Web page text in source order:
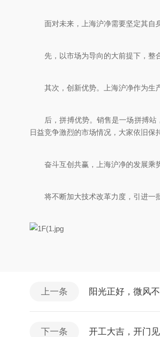
面对未来，上海沪净需要坚定其自身
先，以市场为导向的大前提下，整合
其次，创新优势。上海沪净作为生产
后，拼搏优势。销售是一场拼搏站，
日益竞争激烈的市场情况，大家依旧保
奋斗互创共赢，上海沪净的发展乘势
将不断加大技术改革力度，引进一批
上一条 阳光正好，微风
下一条 开工大吉，开门